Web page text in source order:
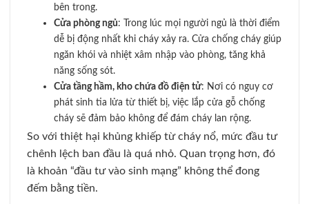
bên trong.
Cửa phòng ngủ: Trong lúc mọi người ngủ là thời điểm
dễ bị động nhất khi cháy xảy ra. Cửa chống cháy giúp
ngăn khói và nhiệt xâm nhập vào phòng, tăng khả
năng sống sót.
Cửa tầng hầm, kho chứa đồ điện tử: Nơi có nguy cơ
phát sinh tia lửa từ thiết bị, việc lắp cửa gỗ chống
cháy sẽ đảm bảo không để đám cháy lan rộng.
So với thiệt hại khủng khiếp từ cháy nổ, mức đầu tư
chênh lệch ban đầu là quá nhỏ. Quan trọng hơn, đó
là khoản “đầu tư vào sinh mạng” không thể đong
đếm bằng tiền.